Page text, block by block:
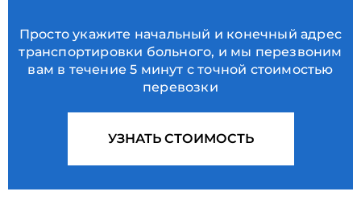
Просто укажите начальный и конечный адрес
транспортировки больного, и мы перезвоним
вам в течение 5 минут с точной стоимостью
перевозки
УЗНАТЬ СТОИМОСТЬ